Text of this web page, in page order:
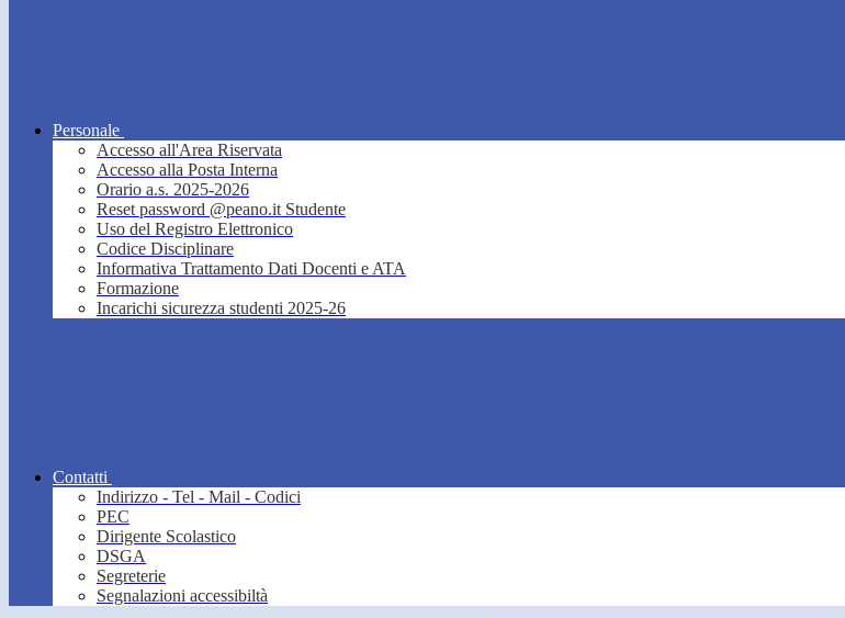
Personale
Accesso all'Area Riservata
Accesso alla Posta Interna
Orario a.s. 2025-2026
Reset password @peano.it Studente
Uso del Registro Elettronico
Codice Disciplinare
Informativa Trattamento Dati Docenti e ATA
Formazione
Incarichi sicurezza studenti 2025-26
Contatti
Indirizzo - Tel - Mail - Codici
PEC
Dirigente Scolastico
DSGA
Segreterie
Segnalazioni accessibiltà